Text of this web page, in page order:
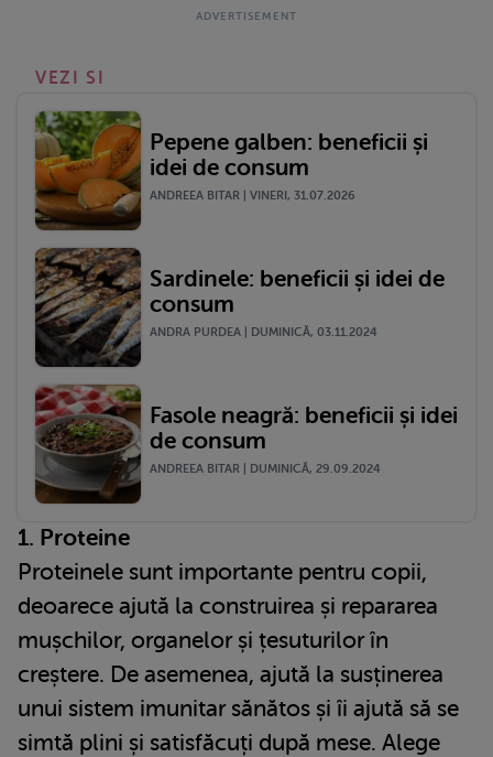
VEZI SI
Pepene galben: beneficii și
idei de consum
ANDREEA BITAR | VINERI, 31.07.2026
Sardinele: beneficii și idei de
consum
ANDRA PURDEA | DUMINICĂ, 03.11.2024
Fasole neagră: beneficii și idei
de consum
ANDREEA BITAR | DUMINICĂ, 29.09.2024
1. Proteine
Proteinele sunt importante pentru copii,
deoarece ajută la construirea și repararea
mușchilor, organelor și țesuturilor în
creștere. De asemenea, ajută la susținerea
unui sistem imunitar sănătos și îi ajută să se
simtă plini și satisfăcuți după mese. Alege